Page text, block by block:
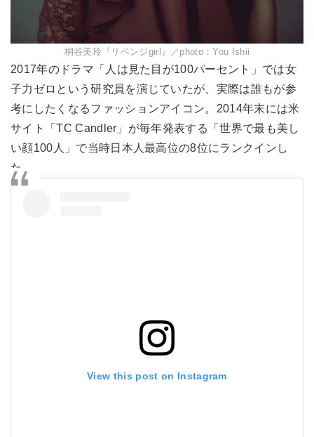
桐谷美玲『リベンジgirl』／photo：You Ishii
2017年のドラマ「人は見た目が100パーセント」では女
子力ゼロという研究員を演じていたが、実際は誰もが参
考にしたくなるファッションアイコン。2014年末には米
サイト「TC Candler」が毎年発表する「世界で最も美し
い顔100人」で当時日本人最高位の8位にランクインし
た。
View this post on Instagram